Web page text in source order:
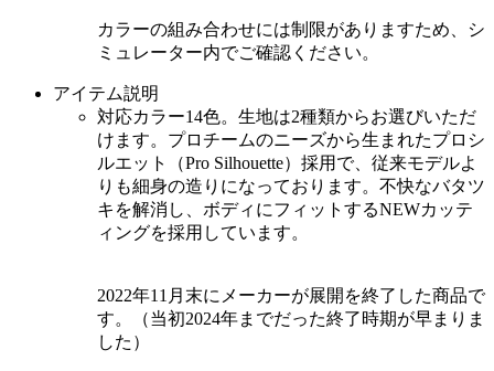
カラーの組み合わせには制限がありますため、シ
ミュレーター内でご確認ください。
アイテム説明
対応カラー14色。生地は2種類からお選びいただ
けます。プロチームのニーズから生まれたプロシ
ルエット（Pro Silhouette）採用で、従来モデルよ
りも細身の造りになっております。不快なバタツ
キを解消し、ボディにフィットするNEWカッテ
ィングを採用しています。
2022年11月末にメーカーが展開を終了した商品で
す。（当初2024年までだった終了時期が早まりま
した）